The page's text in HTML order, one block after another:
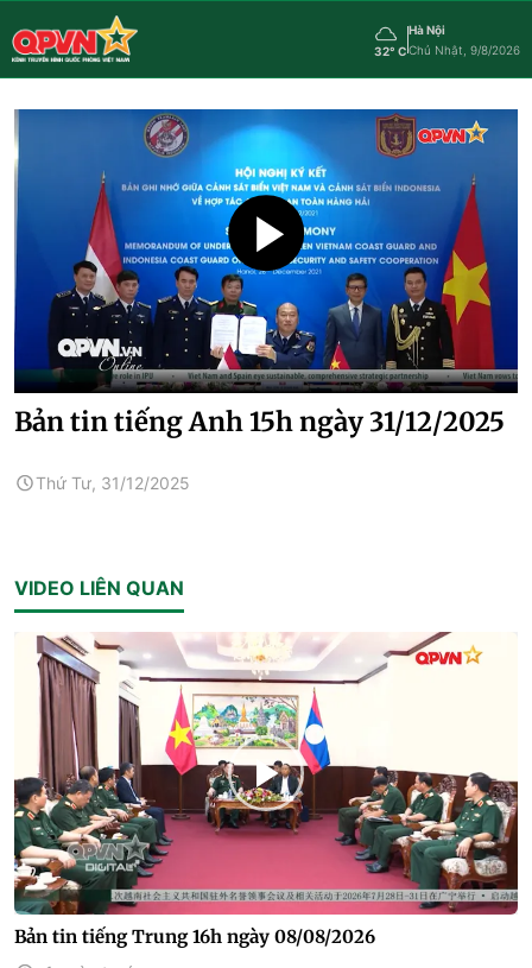
32° C
Hà Nội
Chủ Nhật, 9/8/2026
Bản tin tiếng Anh 15h ngày 31/12/2025
Thứ Tư, 31/12/2025
VIDEO LIÊN QUAN
Bản tin tiếng Trung 16h ngày 08/08/2026